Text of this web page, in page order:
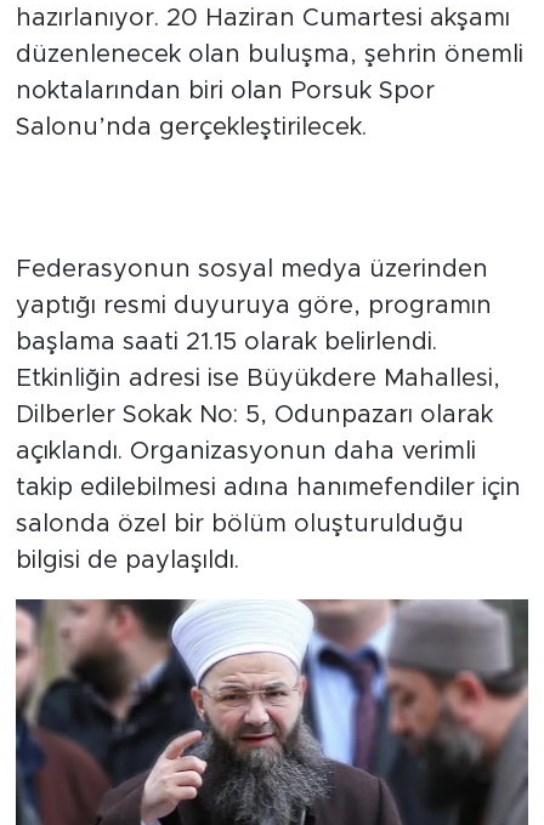
Eskişehirli vatandaşlarla bir araya gelmeye
hazırlanıyor. 20 Haziran Cumartesi akşamı
düzenlenecek olan buluşma, şehrin önemli
noktalarından biri olan Porsuk Spor
Bilgileri
Federasyonun sosyal medya üzerinden
yaptığı resmi duyuruya göre, programın
başlama saati 21.15 olarak belirlendi.
Etkinliğin adresi ise Büyükdere Mahallesi,
Dilberler Sokak No: 5, Odunpazarı olarak
açıklandı. Organizasyonun daha verimli
takip edilebilmesi adına hanımefendiler için
salonda özel bir bölüm oluşturulduğu
bilgisi de paylaşıldı.